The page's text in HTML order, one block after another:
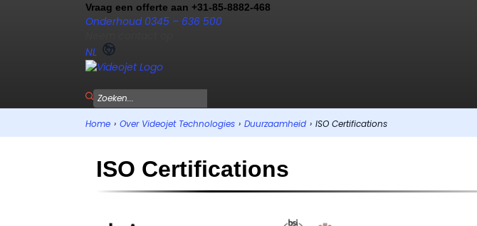
Vraag een offerte aan +31-85-8882-468
Onderhoud 0345 – 636 500
NL
Home › Over Videojet Technologies › Duurzaamheid › ISO Certifications
ISO Certifications